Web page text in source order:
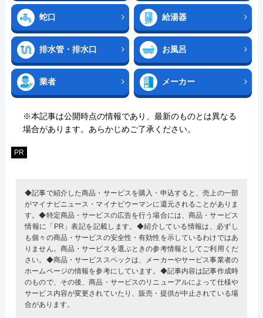
蛇口 給湯器
排水管・排水口 お風呂
業者 メーカー
※本記事は公開時点の情報であり、最新のものとは異なる
場合があります。あらかじめご了承ください。
PR
◆記事で紹介した商品・サービスを購入・申込すると、売上の一部
がマイナビニュース・マイナビウーマンに還元されることがありま
す。◆特定商品・サービスの広告を行う場合には、商品・サービス
情報に「PR」表記を記載します。◆紹介している情報は、必ずし
も個々の商品・サービスの安全性・有効性を示しているわけではあ
りません。商品・サービスを選ぶときの参考情報としてご利用くだ
さい。◆商品・サービススペックは、メーカーやサービス事業者の
ホームページの情報を参考にしています。◆記事内容は記事作成時
のもので、その後、商品・サービスのリニューアルによって仕様や
サービス内容が変更されていたり、販売・提供が中止されている場
合があります。